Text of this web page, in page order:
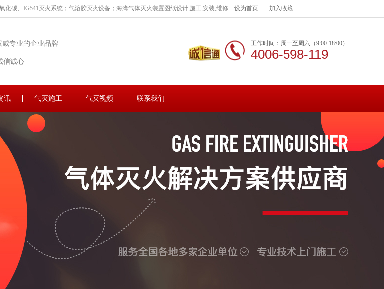
碳、IG541灭火系统；气溶胶灭火设备；海湾气体灭火装置图纸设计,施工,安装,维修 设为首页 加入收藏
威专业的企业品牌
信诚心
工作时间：周一至周六（9:00-18:00）
4006-598-119
讯 气灭施工 气灭视频 联系我们